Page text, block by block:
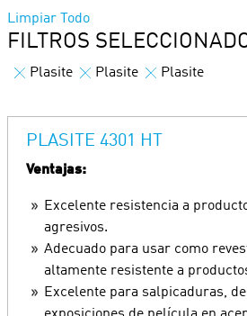
Limpiar Todo
FILTROS
Plasite Plasite Plasite
PLASITE 4301 HT
Ventajas:
Excelente resistencia a
agresivos.
Adecuado para usar como
altamente resistente a
Excelente para salpicaduras,